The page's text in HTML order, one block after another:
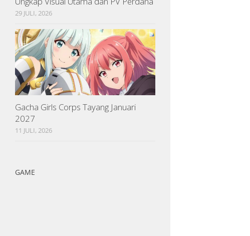
29 JULI, 2026
Gacha Girls Corps Tayang Januari
2027
11 JULI, 2026
GAME